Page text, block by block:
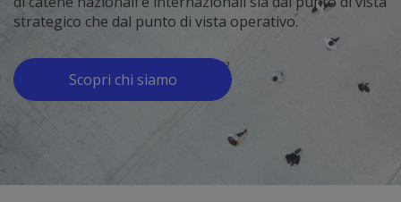
strategico che dal punto di vista operativo.
Scopri chi siamo